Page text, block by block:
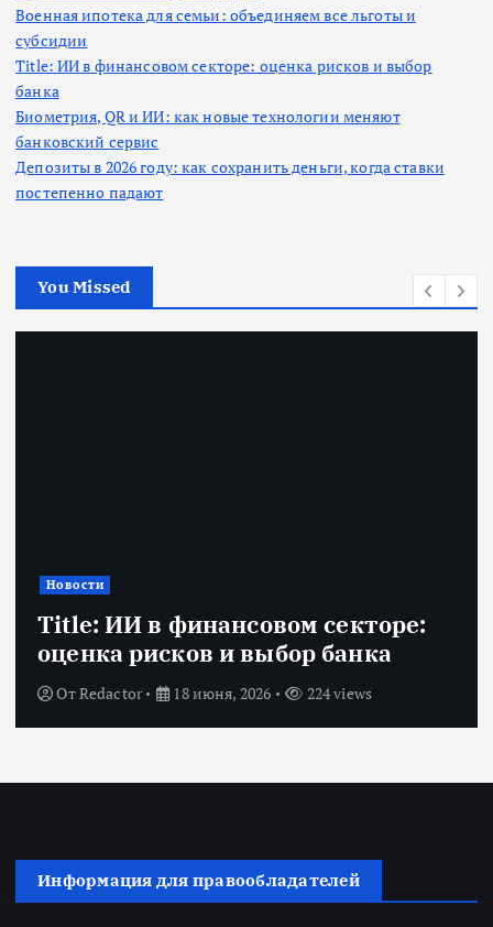
Военная ипотека для семьи: объединяем все льготы и
субсидии
Title: ИИ в финансовом секторе: оценка рисков и выбор
банка
Биометрия, QR и ИИ: как новые технологии меняют
банковский сервис
Депозиты в 2026 году: как сохранить деньги, когда ставки
постепенно падают
You Missed
Новости
Title: ИИ в финансовом секторе:
оценка рисков и выбор банка
ОтRedactor 18 июня, 2026 224 views
Информация для правообладателей